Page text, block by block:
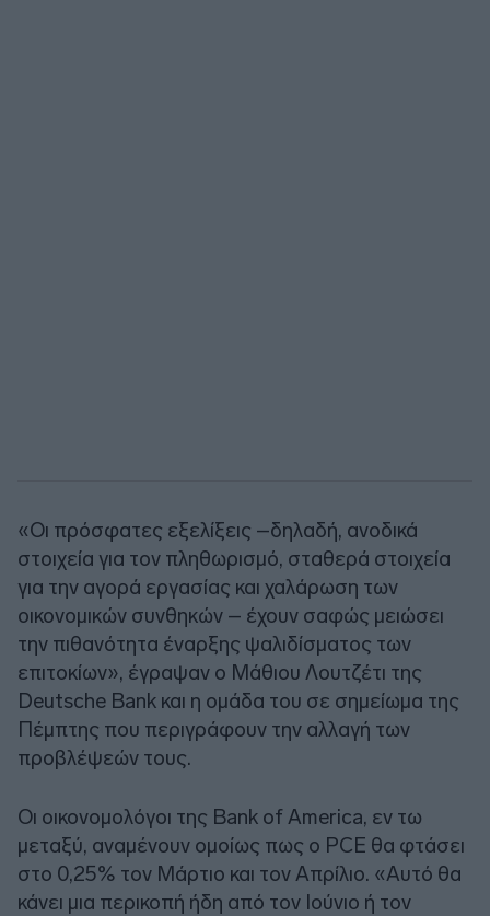
«Οι πρόσφατες εξελίξεις –δηλαδή, ανοδικά
στοιχεία για τον πληθωρισμό, σταθερά στοιχεία
για την αγορά εργασίας και χαλάρωση των
οικονομικών συνθηκών – έχουν σαφώς μειώσει
την πιθανότητα έναρξης ψαλιδίσματος των
επιτοκίων», έγραψαν ο Μάθιου Λουτζέτι της
Deutsche Bank και η ομάδα του σε σημείωμα της
Πέμπτης που περιγράφουν την αλλαγή των
προβλέψεών τους.
Οι οικονομολόγοι της Bank of America, εν τω
μεταξύ, αναμένουν ομοίως πως ο PCE θα φτάσει
στο 0,25% τον Μάρτιο και τον Απρίλιο. «Αυτό θα
κάνει μια περικοπή ήδη από τον Ιούνιο ή τον